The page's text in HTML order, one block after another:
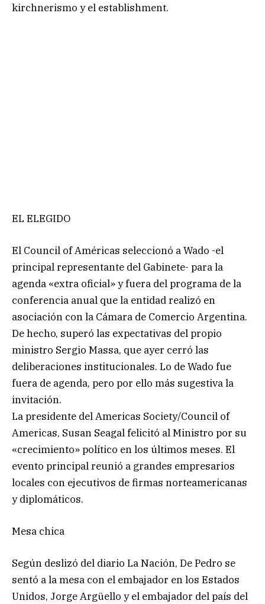
kirchnerismo y el establishment.
EL ELEGIDO
El Council of Américas seleccionó a Wado -el
principal representante del Gabinete- para la
agenda «extra oficial» y fuera del programa de la
conferencia anual que la entidad realizó en
asociación con la Cámara de Comercio Argentina.
De hecho, superó las expectativas del propio
ministro Sergio Massa, que ayer cerró las
deliberaciones institucionales. Lo de Wado fue
fuera de agenda, pero por ello más sugestiva la
invitación.
La presidente del Americas Society/Council of
Americas, Susan Seagal felicitó al Ministro por su
«crecimiento» político en los últimos meses. El
evento principal reunió a grandes empresarios
locales con ejecutivos de firmas norteamericanas
y diplomáticos.
Mesa chica
Según deslizó del diario La Nación, De Pedro se
sentó a la mesa con el embajador en los Estados
Unidos, Jorge Argüello y el embajador del país del